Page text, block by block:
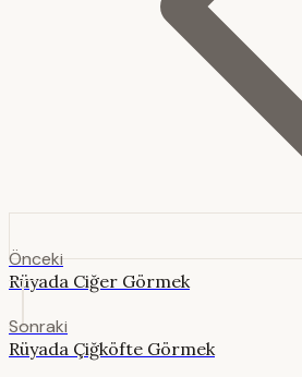
Önceki
Rüyada Ciğer Görmek
Sonraki
Rüyada Çiğköfte Görmek